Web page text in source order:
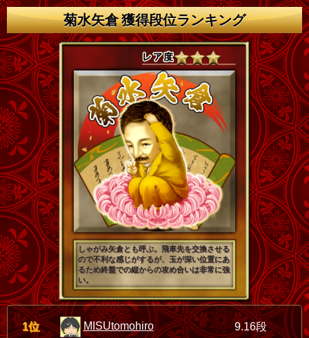
菊水矢倉 獲得段位ランキング
しゃがみ矢倉とも呼ぶ。飛車先を交換させる
ので不利な感じがするが、玉が深い位置にあ
るため終盤での縦からの攻め合いは非常に強
い。
1位 MISUtomohiro 9.16段